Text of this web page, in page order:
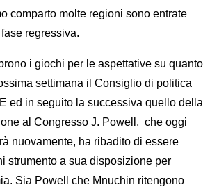
comparto molte regioni sono entrate
regressiva.
i giochi per le aspettative su quanto
settimana il Consiglio di politica
ed in seguito la successiva quello della
al Congresso J. Powell, che oggi
nuovamente, ha ribadito di essere
strumento a sua disposizione per
Sia Powell che Mnuchin ritengono